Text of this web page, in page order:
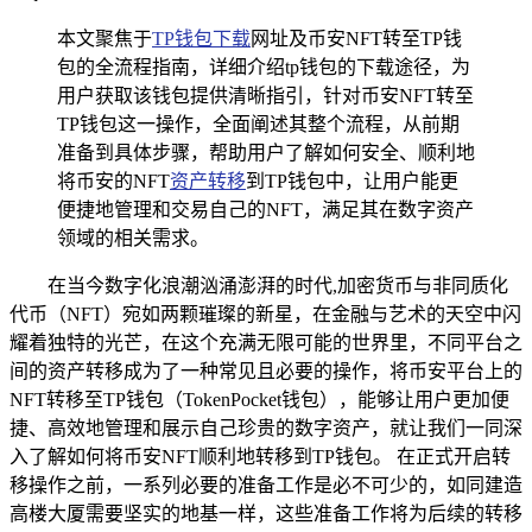
本文聚焦于TP钱包下载网址及币安NFT转至TP钱
包的全流程指南，详细介绍tp钱包的下载途径，为
用户获取该钱包提供清晰指引，针对币安NFT转至
TP钱包这一操作，全面阐述其整个流程，从前期
准备到具体步骤，帮助用户了解如何安全、顺利地
将币安的NFT资产转移到TP钱包中，让用户能更
便捷地管理和交易自己的NFT，满足其在数字资产
领域的相关需求。
在当今数字化浪潮汹涌澎湃的时代,加密货币与非同质化
代币（NFT）宛如两颗璀璨的新星，在金融与艺术的天空中闪
耀着独特的光芒，在这个充满无限可能的世界里，不同平台之
间的资产转移成为了一种常见且必要的操作，将币安平台上的
NFT转移至TP钱包（TokenPocket钱包），能够让用户更加便
捷、高效地管理和展示自己珍贵的数字资产，就让我们一同深
入了解如何将币安NFT顺利地转移到TP钱包。 在正式开启转
移操作之前，一系列必要的准备工作是必不可少的，如同建造
高楼大厦需要坚实的地基一样，这些准备工作将为后续的转移